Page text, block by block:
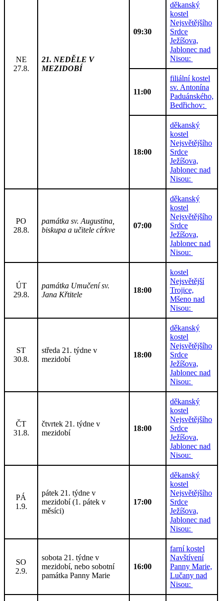
NE
27.8.
21. NEDĚLE V
MEZIDOBÍ
09:30
děkanský
kostel
Nejsvětějšího
Srdce
Ježíšova,
Jablonec nad
Nisou:
11:00
filiální kostel
sv. Antonína
Paduánského,
Bedřichov:
18:00
děkanský
kostel
Nejsvětějšího
Srdce
Ježíšova,
Jablonec nad
Nisou:
PO
28.8.
památka sv. Augustina,
biskupa a učitele církve
07:00
děkanský
kostel
Nejsvětějšího
Srdce
Ježíšova,
Jablonec nad
Nisou:
ÚT
29.8.
památka Umučení sv.
Jana Křtitele
18:00
kostel
Nejsvětější
Trojice,
Mšeno nad
Nisou:
ST
30.8.
středa 21. týdne v
mezidobí
18:00
děkanský
kostel
Nejsvětějšího
Srdce
Ježíšova,
Jablonec nad
Nisou:
ČT
31.8.
čtvrtek 21. týdne v
mezidobí
18:00
děkanský
kostel
Nejsvětějšího
Srdce
Ježíšova,
Jablonec nad
Nisou:
PÁ
1.9.
pátek 21. týdne v
mezidobí (1. pátek v
měsíci)
17:00
děkanský
kostel
Nejsvětějšího
Srdce
Ježíšova,
Jablonec nad
Nisou:
SO
2.9.
sobota 21. týdne v
mezidobí, nebo sobotní
památka Panny Marie
16:00
farní kostel
Navštívení
Panny Marie,
Lučany nad
Nisou: